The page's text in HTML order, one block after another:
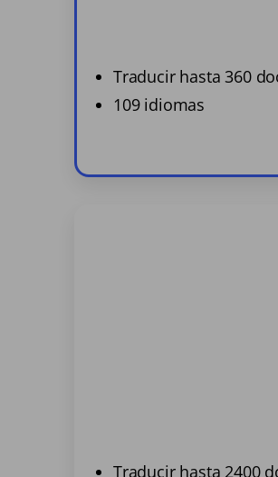
Traducir hasta 360
109 idiomas
Traducir hasta 2400